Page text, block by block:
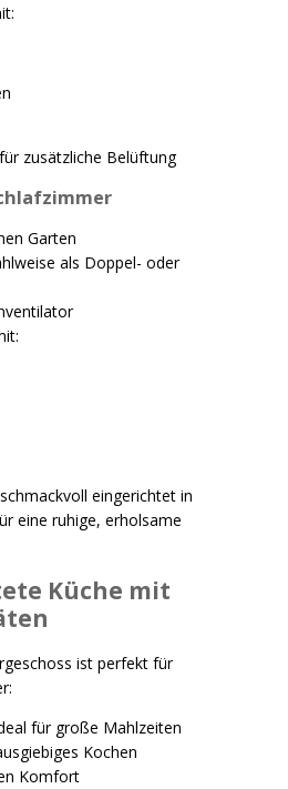
zusätzliche Belüftung
Garten
als Doppel- oder
eingerichtet in
eine ruhige, erholsame
Küche mit
ist perfekt für
für große Mahlzeiten
Kochen
Komfort